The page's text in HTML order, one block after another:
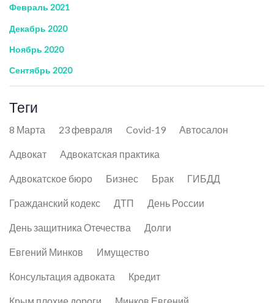
Февраль 2021
Декабрь 2020
Ноябрь 2020
Сентябрь 2020
Теги
8 Марта 23 февраля Covid-19 Автосалон
Адвокат Адвокатская практика
Адвокатское бюро Бизнес Брак ГИБДД
Гражданский кодекс ДТП День России
День защитника Отечества Долги
Евгений Минков Имущество
Консультация адвоката Кредит